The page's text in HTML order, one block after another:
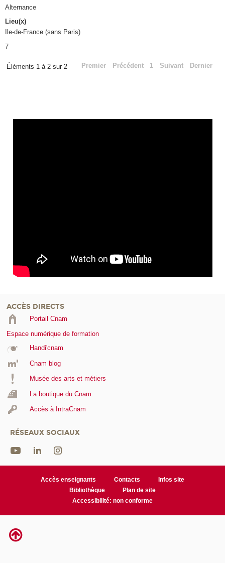
Alternance
Lieu(x)
Ile-de-France (sans Paris)
7
Éléments 1 à 2 sur 2 Premier Précédent 1 Suivant Dernier
ACCÈS DIRECTS
Portail Cnam
Espace numérique de formation
Handi'cnam
Cnam blog
Musée des arts et métiers
La boutique du Cnam
Accès à IntraCnam
RÉSEAUX SOCIAUX
Accès enseignants Contacts
Infos site
Bibliothèque
Plan de site
Accessibilité: non conforme